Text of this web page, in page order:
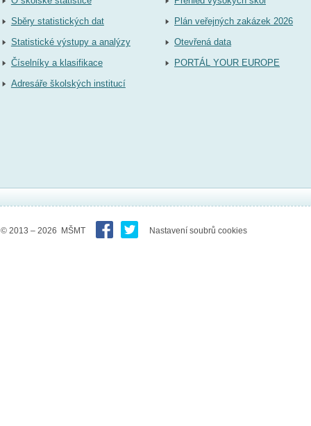
Sběry statistických dat
Statistické výstupy a analýzy
Číselníky a klasifikace
Adresáře školských institucí
Plán veřejných zakázek 2026
Otevřená data
PORTÁL YOUR EUROPE
© 2013 – 2026 MŠMT Nastavení soubrů cookies